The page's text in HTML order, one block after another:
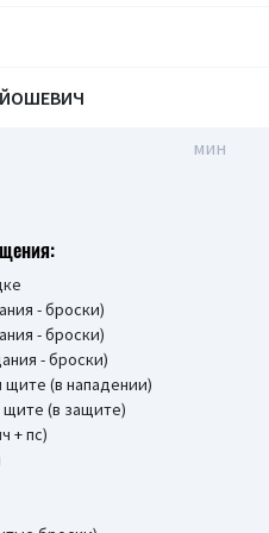
мин
- броски)
- броски)
- броски)
(в нападении)
(в защите)
+ пс)